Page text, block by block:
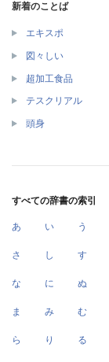
新着のことば
エキスポ
図々しい
超加工食品
テスクリアル
頭身
すべての辞書の索引
あ い う
さ し す
な に ぬ
ま み む
ら り る